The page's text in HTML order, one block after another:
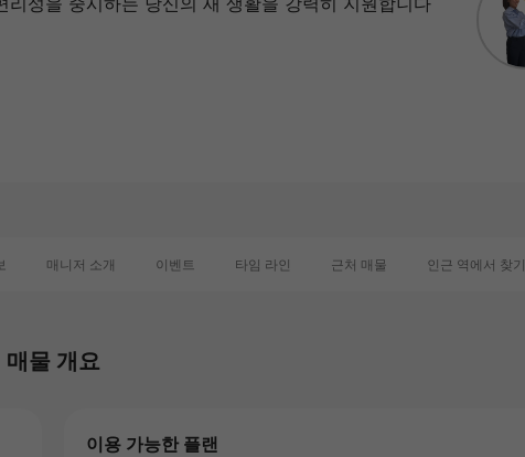
매니저 소개 이벤트 타임 라인 근처 매물 인근 역에서 찾기
매물 개요
이용 가능한 플랜